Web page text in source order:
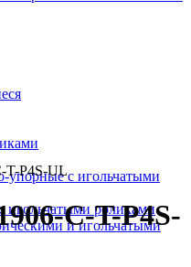
упорные с игольчатыми
роликами
и игольчатыми
P4S-UL
С-T-P4S-